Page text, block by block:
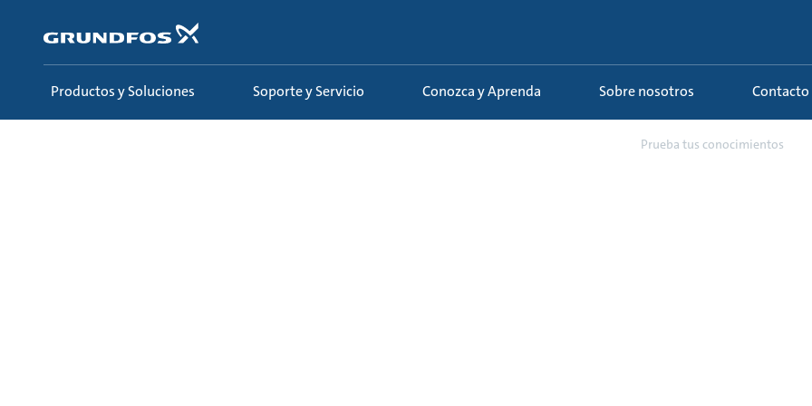
contenido
principal
Productos y Soluciones Soporte y Servicio Conozca y Aprenda Sobre nosotros Contacto
Prueba tus conocimientos